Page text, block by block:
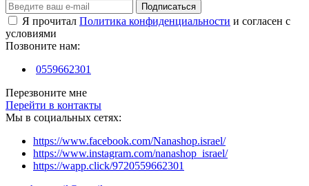
Подписаться
Я прочитал Политика конфиденциальности и согласен с
условиями
Позвоните нам:
0559662301
Перезвоните мне
Перейти в контакты
Мы в социальных сетях:
https://www.facebook.com/Nanashop.israel/
https://www.instagram.com/nanashop_israel/
https://wapp.click/9720559662301